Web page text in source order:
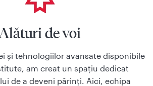
Alături de voi
și tehnologiilor avansate disponibile
am creat un spațiu dedicat
de a deveni părinți. Aici, echipa